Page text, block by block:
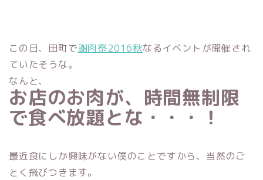
この日、田町で謝肉祭2016秋なるイベントが開催され
ていたそうな。
なんと、
お店のお肉が、時間無制限
で食べ放題とな・・・！
最近食にしか興味がない僕のことですから、当然のご
とく飛びつきます。